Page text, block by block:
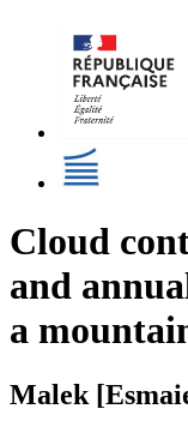
Cloud
and
a
Malek